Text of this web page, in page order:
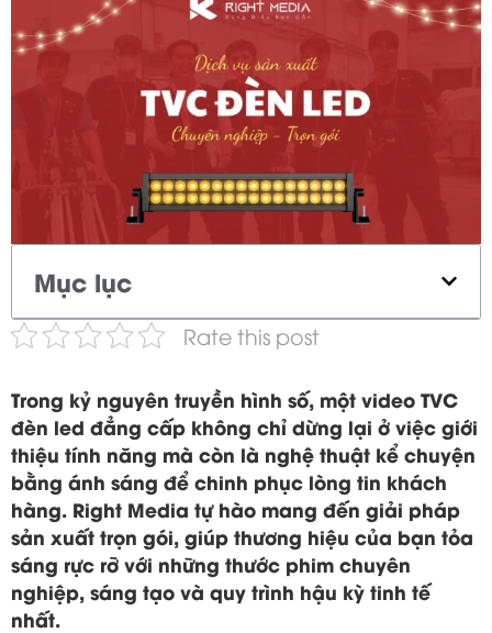
Mục lục
Rate this post
Trong kỷ nguyên truyền hình số, một video TVC
đèn led đẳng cấp không chỉ dừng lại ở việc giới
thiệu tính năng mà còn là nghệ thuật kể chuyện
bằng ánh sáng để chinh phục lòng tin khách
hàng. Right Media tự hào mang đến giải pháp
sản xuất trọn gói, giúp thương hiệu của bạn tỏa
sáng rực rỡ với những thước phim chuyên
nghiệp, sáng tạo và quy trình hậu kỳ tinh tế
nhất.